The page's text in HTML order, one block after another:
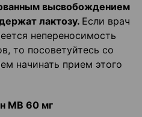
высвобождением
ат лактозу. Если врач
непереносимость
то посоветуйтесь со
начинать прием этого
МВ 60 мг